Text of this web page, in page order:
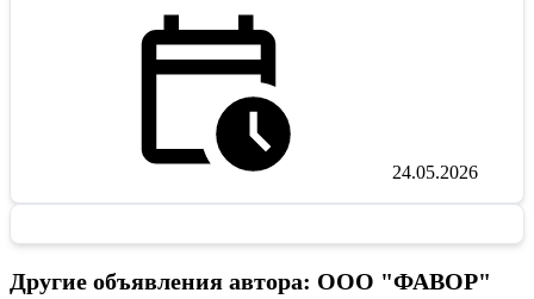
24.05.2026
Другие объявления автора: ООО "ФАВОР"